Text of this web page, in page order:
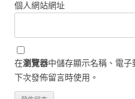
個人網站網址
在瀏覽器中儲存顯示名稱、電
下次發佈留言時使用。